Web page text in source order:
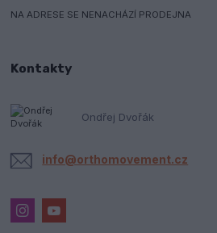
NA ADRESE SE NENACHÁZÍ PRODEJNA
Kontakty
Ondřej Dvořák
info@orthomovement.cz